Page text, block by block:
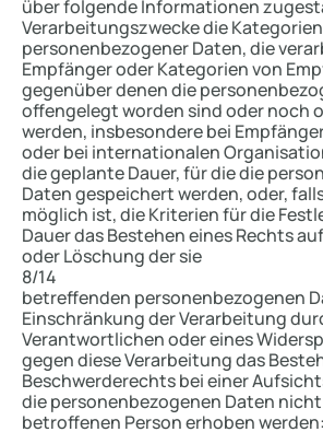
über folgende Informationen
Verarbeitungszwecke die Kategorien
personenbezogener Daten, die
Empfänger oder Kategorien von
gegenüber denen die
offengelegt worden sind oder noch
werden, insbesondere bei
oder bei internationalen
die geplante Dauer, für die die
Daten gespeichert werden, oder,
möglich ist, die Kriterien für die
Dauer das Bestehen eines Rechts
oder Löschung der sie
8/14
betreffenden personenbezogenen
Einschränkung der Verarbeitung
Verantwortlichen oder eines
gegen diese Verarbeitung das
Beschwerderechts bei einer
die personenbezogenen Daten
betroffenen Person erhoben